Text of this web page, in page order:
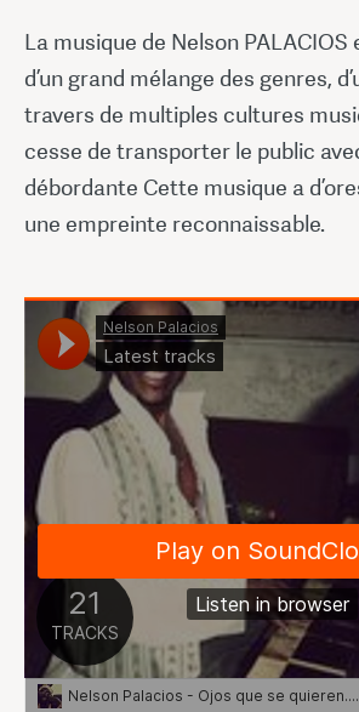
La musique de Nelson
d’un grand mélange des genres,
travers de multiples cultures
cesse de transporter le public
débordante Cette musique a
une empreinte reconnaissable.